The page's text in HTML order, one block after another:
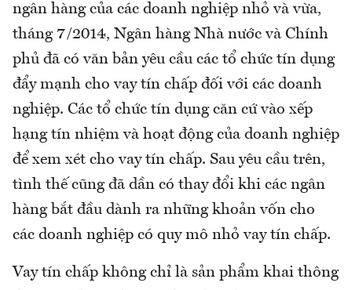
ngân hàng của các doanh nghiệp nhỏ và vừa,
tháng 7/2014, Ngân hàng Nhà nước và Chính
phủ đã có văn bản yêu cầu các tổ chức tín dụng
đẩy mạnh cho vay tín chấp đối với các doanh
nghiệp. Các tổ chức tín dụng căn cứ vào xếp
hạng tín nhiệm và hoạt động của doanh nghiệp
để xem xét cho vay tín chấp. Sau yêu cầu trên,
tình thế cũng đã dần có thay đổi khi các ngân
hàng bắt đầu dành ra những khoản vốn cho
các doanh nghiệp có quy mô nhỏ vay tín chấp.
Vay tín chấp không chỉ là sản phẩm khai thông